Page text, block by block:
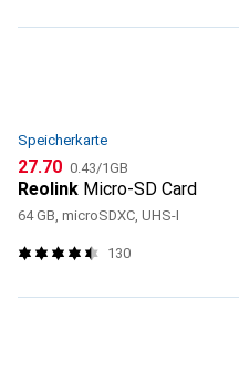
Speicherkarte
CHF
27.70 CHF
0.43/1GB
Reolink Micro-SD Card
64 GB, microSDXC, UHS-I
130